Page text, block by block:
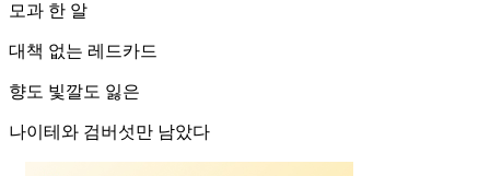
모과 한 알
대책 없는 레드카드
향도 빛깔도 잃은
나이테와 검버섯만 남았다